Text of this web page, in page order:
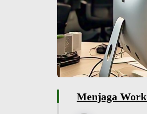
Menjaga